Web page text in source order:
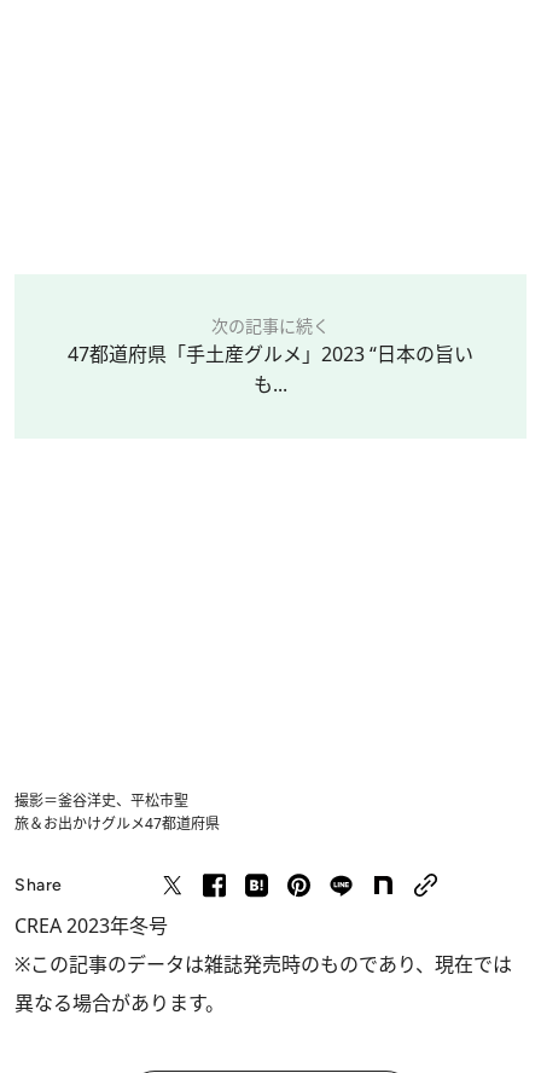
次の記事に続く
47都道府県「手土産グルメ」2023 “日本の旨い
も...
撮影＝釜谷洋史、平松市聖
旅＆お出かけグルメ47都道府県
Share
CREA 2023年冬号
※この記事のデータは雑誌発売時のものであり、現在では
異なる場合があります。